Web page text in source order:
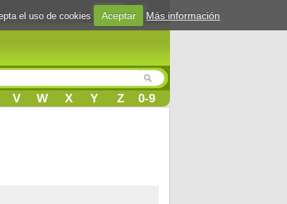
Login
V W X Y Z 0-9
el uso de cookies Aceptar Más información